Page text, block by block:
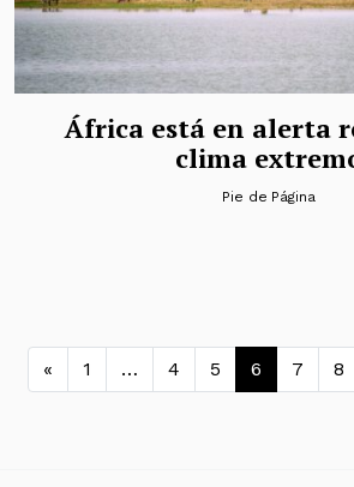
África está en alerta
clima
Pie de Página
Navegación de
« 1 … 4 5 6 7 8